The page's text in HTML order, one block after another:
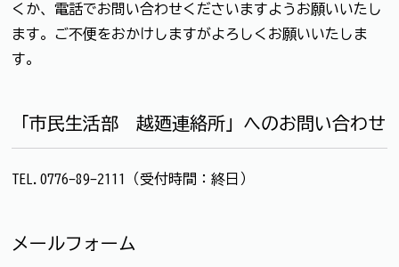
くか、電話でお問い合わせくださいますようお願いいたし
ます。ご不便をおかけしますがよろしくお願いいたしま
す。
「市民生活部 越廼連絡所」へのお問い合わせ
TEL.0776-89-2111（受付時間：終日）
メールフォーム